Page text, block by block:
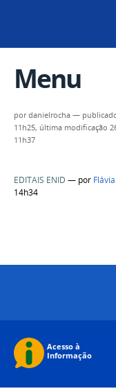
Menu
pordanielrocha —
11h25, última modificação
11h37
EDITAIS ENID — por
14h34